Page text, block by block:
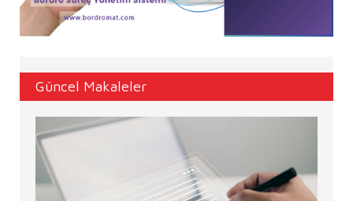
Güncel Makaleler